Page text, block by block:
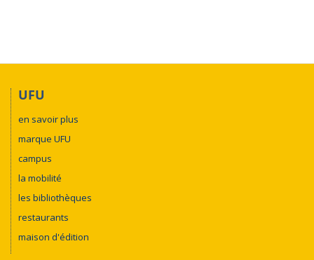
UFU
en savoir plus
marque UFU
campus
la mobilité
les bibliothèques
restaurants
maison d'édition